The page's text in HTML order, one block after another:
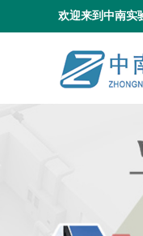
欢迎来到中南实